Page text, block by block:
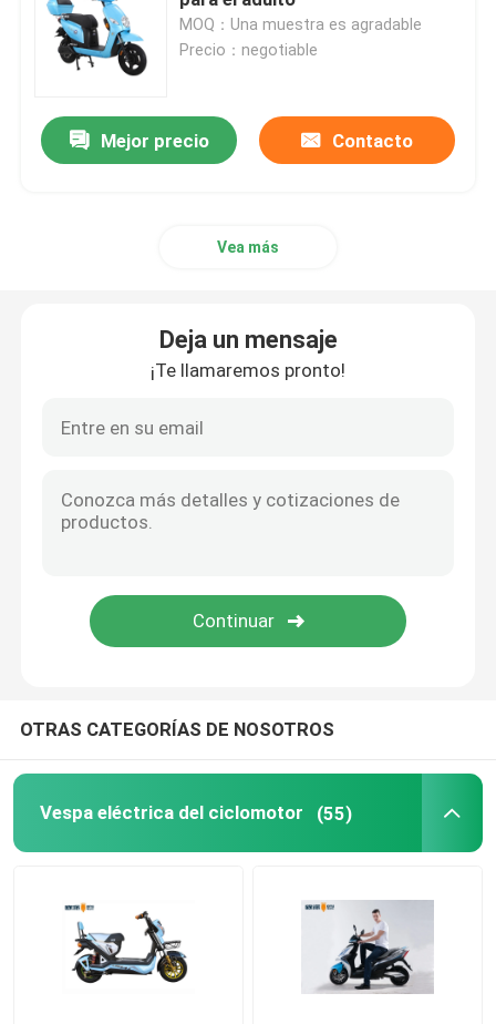
vespa del equilibrio eléctrico
Vespa eléctrica del pedal
Vespa eléctrica de la gama larga
Mini Car eléctrico
MOQ：Una muestra es agradable
Precio：negotiable
Mejor precio Contacto
Vea más
Deja un mensaje
¡Te llamaremos pronto!
OTRAS CATEGORÍAS DE NOSOTROS
Vespa eléctrica del ciclomotor (55)